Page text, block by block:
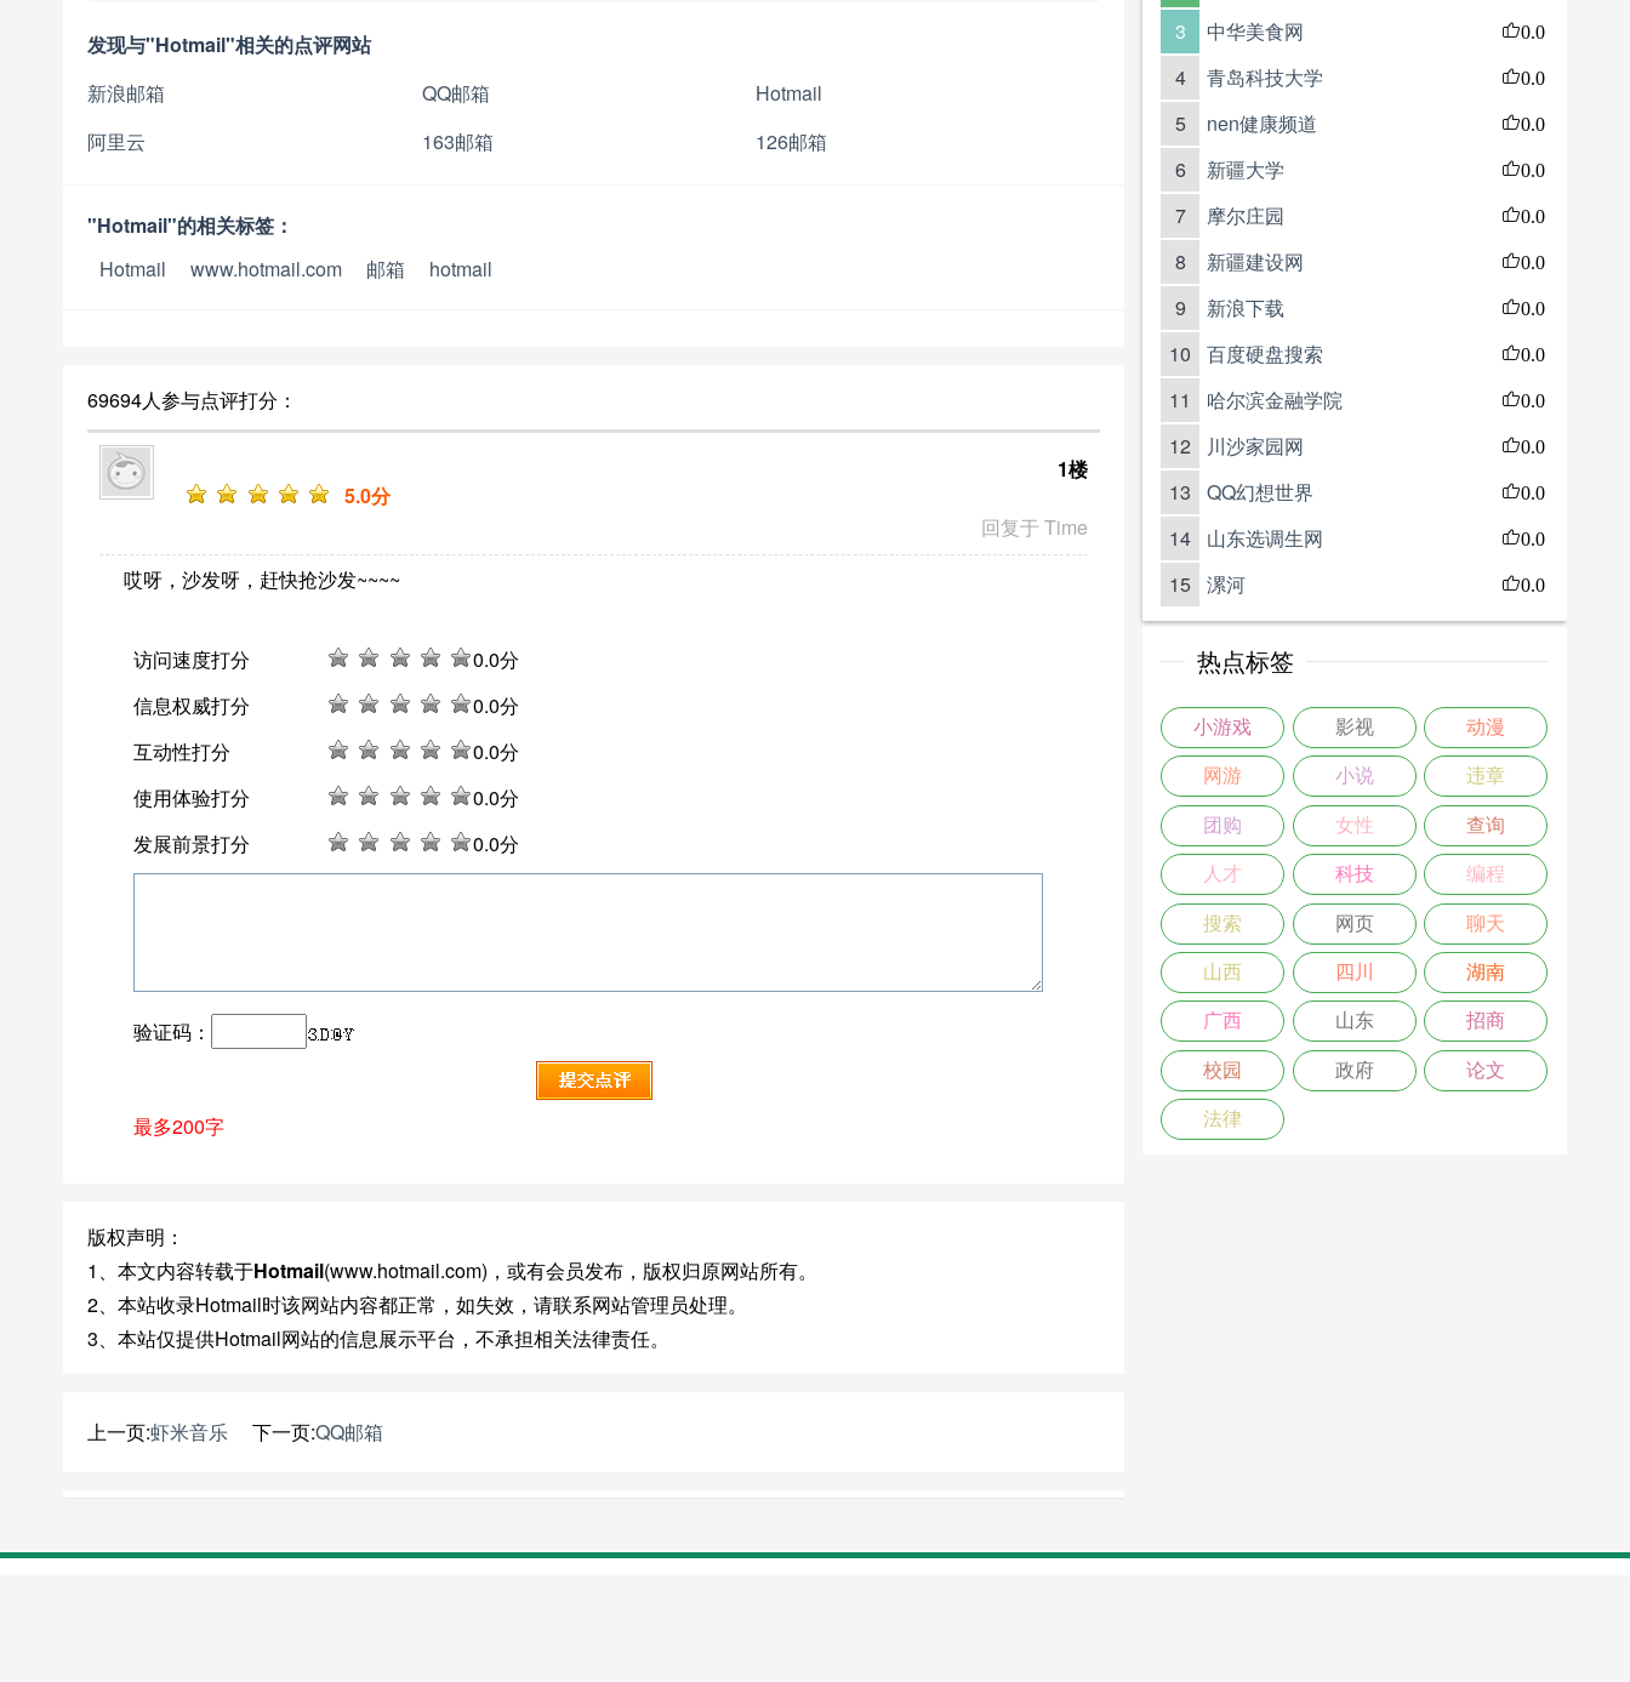
发现与"Hotmail"相关的点评网站
新浪邮箱
QQ邮箱
Hotmail
阿里云
163邮箱 126邮箱
"Hotmail"的相关标签：
Hotmail
www.hotmail.com 邮箱 hotmail
69694人参与点评打分：
回复于 Time
1楼
5.0分
哎呀，沙发呀，赶快抢沙发~~~~
访问速度打分 0.0分
信息权威打分
0.0分
互动性打分
0.0分
使用体验打分
0.0分
发展前景打分
0.0分
验证码：
最多200字
版权声明：
1、本文内容转载于Hotmail(www.hotmail.com)，或有会员发布，版权归原网站所有。
2、本站收录Hotmail时该网站内容都正常，如失效，请联系网站管理员处理。
3、本站仅提供Hotmail网站的信息展示平台，不承担相关法律责任。
上一页:虾米音乐 下一页:QQ邮箱
3 中华美食网 0.0
4 青岛科技大学 0.0
5 nen健康频道 0.0
6 新疆大学 0.0
7 摩尔庄园 0.0
8 新疆建设网 0.0
9 新浪下载 0.0
10 百度硬盘搜索 0.0
11 哈尔滨金融学院 0.0
12 川沙家园网 0.0
13 QQ幻想世界 0.0
14 山东选调生网 0.0
15 漯河 0.0
热点标签
小游戏 影视 动漫
网游 小说 违章
团购 女性 查询
人才 科技 编程
搜索 网页 聊天
山西 四川 湖南
广西 山东 招商
校园 政府 论文
法律